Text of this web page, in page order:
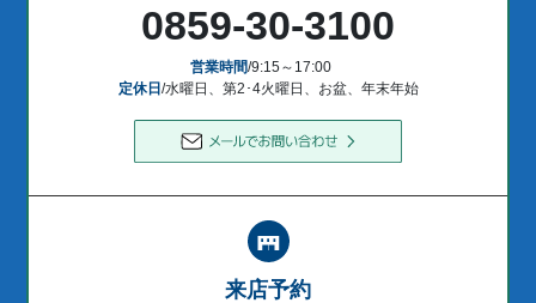
0859-30-3100
営業時間/9:15～17:00
定休日 /水曜日、第2･4火曜日、お盆、年末年始
来店予約